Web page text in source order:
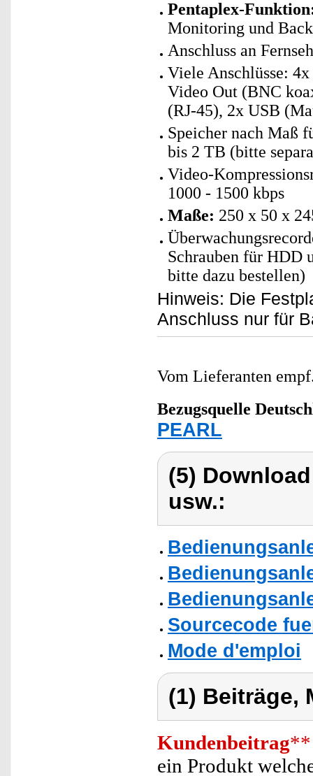
Pentaplex-
Monitoring und
Anschluss an
Viele Anschlüsse:
Video Out (BNC
(RJ-45), 2x USB
Speicher nach Maß
bis 2 TB (bitte
Video-
1000 - 1500 kbps
Maße: 250 x 50 x
Schrauben für HDD
bitte dazu bestellen)
Hinweis: Die
Anschluss nur für
Vom Lieferanten
Bezugsquelle
PEARL
(5)
usw.:
Sourcecode
Mode d'emploi
(1) Beiträge,
Kundenbeitrag**
ein Produkt